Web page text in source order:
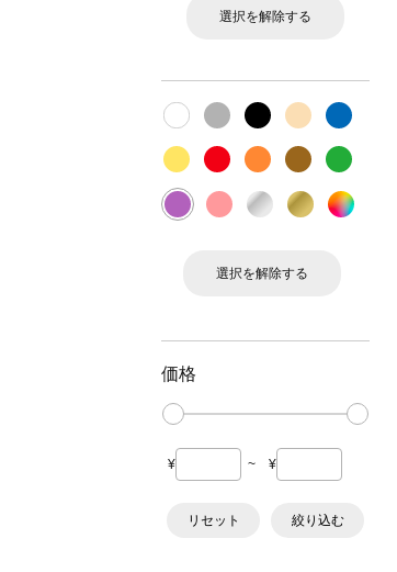
選択を解除する
選択を解除する
価格
¥ ~ ¥
リセット 絞り込む